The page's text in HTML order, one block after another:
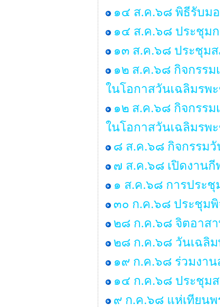
๑๔ ส.ค.๖๘ พิธีรับม
๑๔ ส.ค.๖๘ ประชุม
๑๓ ส.ค.๖๘ ประชุม
๑๒ ส.ค.๖๘ กิจกรรม
ในโอกาสวันเฉลิมรพ
๑๒ ส.ค.๖๘ กิจกรรม
ในโอกาสวันเฉลิมรพ
๘ ส.ค.๖๘ กิจกรรม
๗ ส.ค.๖๘ เปิดงานกี
๑ ส.ค.๖๘ การประ
๓๐ ก.ค.๖๘ ประชุม
๒๘ ก.ค.๖๘ จิตอาส
๒๘ ก.ค.๖๘ วันเฉลิม
๑๙ ก.ค.๖๘ ร่วมงา
๑๔ ก.ค.๖๘ ประชุม
๙ ก.ค.๖๘ แห่เทียน